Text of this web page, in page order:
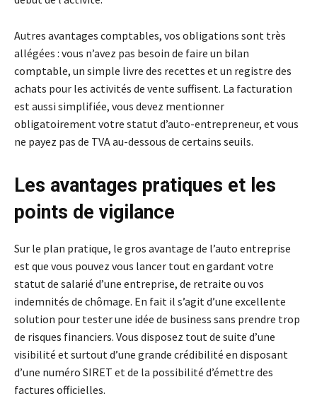
Autres avantages comptables, vos obligations sont très
allégées : vous n’avez pas besoin de faire un bilan
comptable, un simple livre des recettes et un registre des
achats pour les activités de vente suffisent. La facturation
est aussi simplifiée, vous devez mentionner
obligatoirement votre statut d’auto-entrepreneur, et vous
ne payez pas de TVA au-dessous de certains seuils.
Les avantages pratiques et les
points de vigilance
Sur le plan pratique, le gros avantage de l’auto entreprise
est que vous pouvez vous lancer tout en gardant votre
statut de salarié d’une entreprise, de retraite ou vos
indemnités de chômage. En fait il s’agit d’une excellente
solution pour tester une idée de business sans prendre trop
de risques financiers. Vous disposez tout de suite d’une
visibilité et surtout d’une grande crédibilité en disposant
d’une numéro SIRET et de la possibilité d’émettre des
factures officielles.